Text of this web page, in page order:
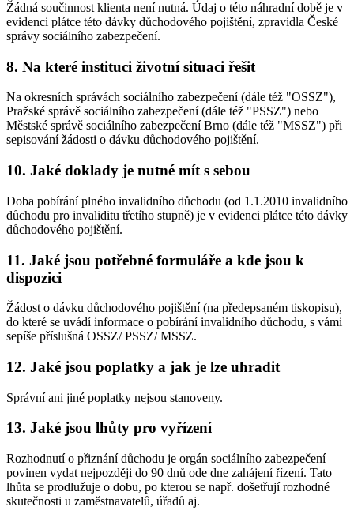
Žádná součinnost klienta není nutná. Údaj o této náhradní době je v
evidenci plátce této dávky důchodového pojištění, zpravidla České
správy sociálního zabezpečení.
8. Na které instituci životní situaci řešit
Na okresních správách sociálního zabezpečení (dále též "OSSZ"),
Pražské správě sociálního zabezpečení (dále též "PSSZ") nebo
Městské správě sociálního zabezpečení Brno (dále též "MSSZ") při
sepisování žádosti o dávku důchodového pojištění.
10. Jaké doklady je nutné mít s sebou
Doba pobírání plného invalidního důchodu (od 1.1.2010 invalidního
důchodu pro invaliditu třetího stupně) je v evidenci plátce této dávky
důchodového pojištění.
11. Jaké jsou potřebné formuláře a kde jsou k
dispozici
Žádost o dávku důchodového pojištění (na předepsaném tiskopisu),
do které se uvádí informace o pobírání invalidního důchodu, s vámi
sepíše příslušná OSSZ/ PSSZ/ MSSZ.
12. Jaké jsou poplatky a jak je lze uhradit
Správní ani jiné poplatky nejsou stanoveny.
13. Jaké jsou lhůty pro vyřízení
Rozhodnutí o přiznání důchodu je orgán sociálního zabezpečení
povinen vydat nejpozději do 90 dnů ode dne zahájení řízení. Tato
lhůta se prodlužuje o dobu, po kterou se např. došetřují rozhodné
skutečnosti u zaměstnavatelů, úřadů aj.